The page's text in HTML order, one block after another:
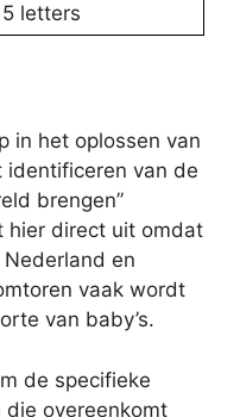
5 letters
in het oplossen van
identificeren van de
brengen”
hier direct uit omdat
en
vaak wordt
van baby’s.
de specifieke
overeenkomt